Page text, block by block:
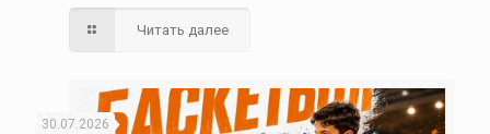
Читать далее
30.07.2026